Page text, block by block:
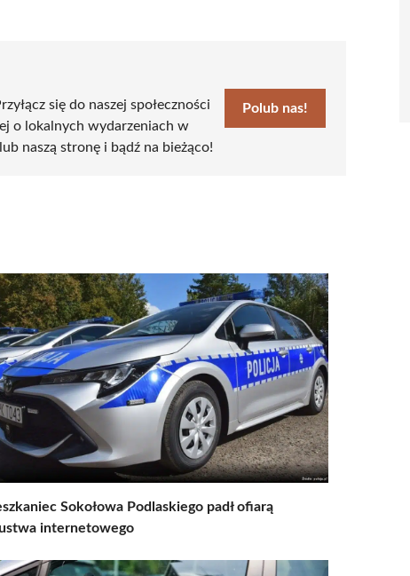
się do naszej społeczności
o lokalnych wydarzeniach w
naszą stronę i bądź na bieżąco!
Polub nas!
Sokołowa Podlaskiego padł ofiarą
internetowego